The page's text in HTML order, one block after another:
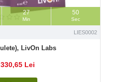
27
Min
49
Sec
LIES0002
LivOn Labs
330,65 Lei